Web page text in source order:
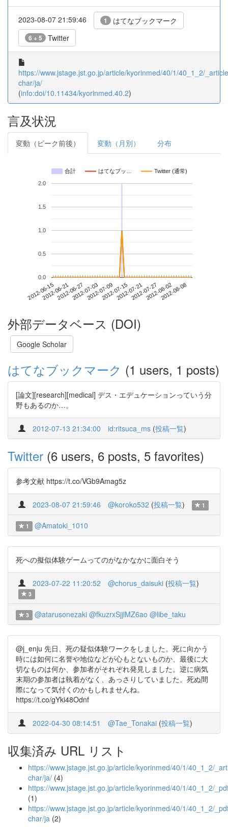
2023-08-07 21:59:46 1 はてなブックマーク
6 + 5 Twitter
https://www.jstage.jst.go.jp/article/kyorinmed/40/1/40_1_2/
char/ja/
(info:doi/10.11434/kyorinmed.40.2)
言及状況
変動（ピーク前後） 変動（月別） 分布
合計 はてなブッ… Twitter (通常)
2012-06-152012-06-212012-06-272012-07-032012-07-092012-07-152012-07-212012-07-272012-08-022012-08-08
0.0
0.5
1.0
1.5
2.0
外部データベース (DOI)
Google Scholar
はてなブックマーク (1 users, 1 posts)
[論文][research][medical] デス・エデュケーションっていう分
野もあるのか…。
2012-07-13 21:34:00 id:ritsuca_ms (投稿一覧)
Twitter (6 users, 6 posts, 5 favorites)
参考文献 https://t.co/VGb9Amag5z
2023-08-07 21:59:46 @koroko532 (投稿一覧) 1
1 @Amatoki_1010
死への擬似体験ゲームってのがなかなかに面白そう
2023-07-22 11:20:52 @chorus_daisuki (投稿一覧)
3
3 @atarusonezaki @fkuzrxSjjlMZ6ao @libe_taku
@j_enju 先日、死の疑似体験ワークをしました。死に向かう
時には如何に名誉や地位などが心もとないものか、最後に大
切なものは何か、参加者がそれぞれ発見しました。逆に病気
末期の参加者は執着がなく、あっさりしていました。死ぬ間
際になって気付くのかもしれませんね。
https://t.co/gYki48Odnf
2022-04-30 08:14:51 @Tae_Tonakai (投稿一覧)
収集済み URL リスト
https://www.jstage.jst.go.jp/article/kyorinmed/40/1/40_1_2/
char/ja/ (4)
https://www.jstage.jst.go.jp/article/kyorinmed/40/1/40_1_2/
(1)
https://www.jstage.jst.go.jp/article/kyorinmed/40/1/40_1_2/
char/ja (2)